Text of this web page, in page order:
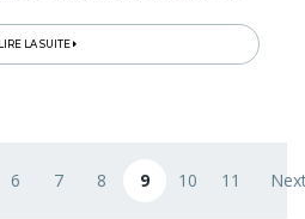
race entièrement consacrée à
pour découvrir à la
LIRE LA SUITE
Page
6 Page
7 Page
8 Page courante
9 Page
10 Page
11